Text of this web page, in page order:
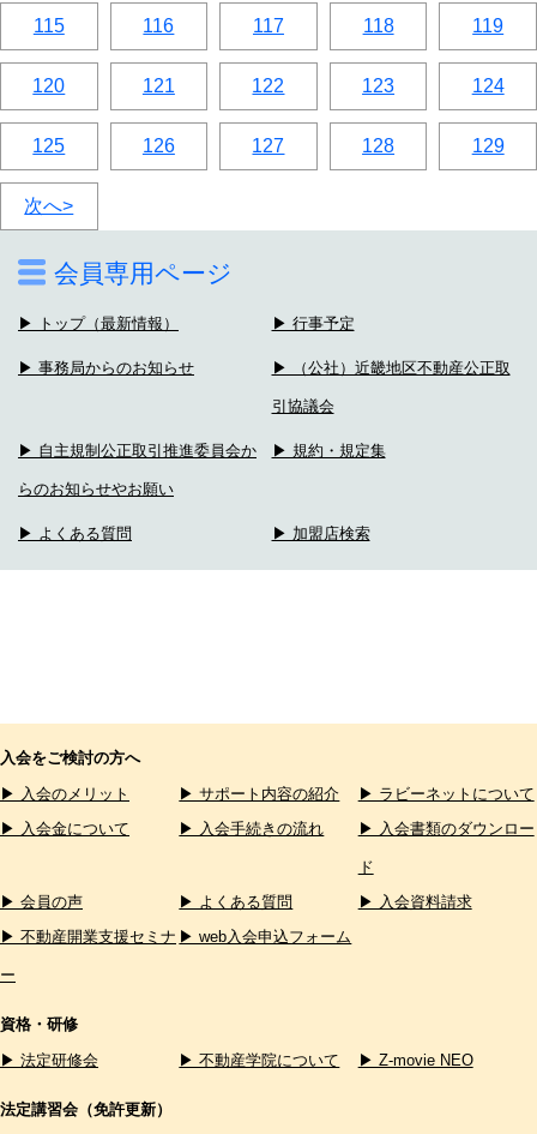
会員専用ページ
▶ トップ（最新情報） ▶ 行事予定
▶ 事務局からのお知らせ ▶ （公社）近畿地区不動産公正取
引協議会
▶ 自主規制公正取引推進委員会か
らのお知らせやお願い
▶ 規約・規定集
▶ よくある質問 ▶ 加盟店検索
115 116 117 118 119
120 121 122 123 124
125 126 127 128 129
次へ>
入会をご検討の方へ
▶ 入会のメリット
▶ サポート内容の紹介
▶ ラビーネットについて
▶ 入会金について
▶ 入会手続きの流れ ▶ 入会書類のダウンロー
ド
▶ 会員の声
▶ よくある質問
▶ 入会資料請求
▶ 不動産開業支援セミナ
ー
▶ web入会申込フォーム
資格・研修
▶ 法定研修会
▶ 不動産学院について ▶ Z-movie NEO
法定講習会（免許更新）